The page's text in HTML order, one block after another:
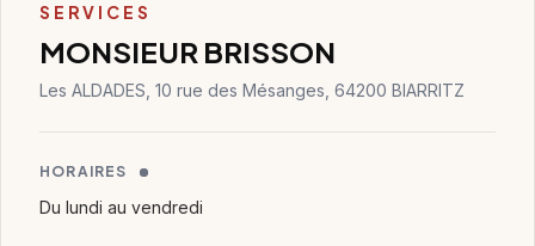
SERVICES
MONSIEUR BRISSON
Les ALDADES, 10 rue des Mésanges, 64200 BIARRITZ
HORAIRES
Du lundi au vendredi